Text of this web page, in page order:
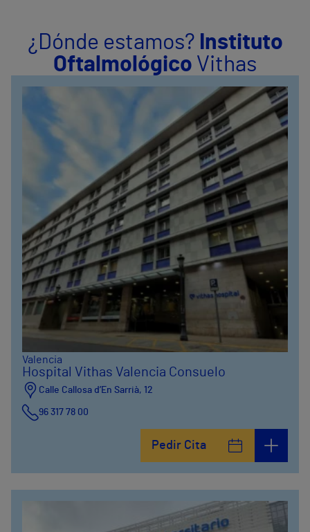
¿Dónde estamos? Instituto
Oftalmológico Vithas
Valencia
Hospital Vithas Valencia Consuelo
Calle Callosa d’En Sarrià, 12
96 317 78 00
Pedir Cita